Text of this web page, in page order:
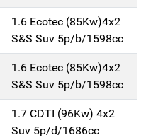
1.6 Ecotec (85Kw)4x2
S&S Suv 5p/b/1598cc
1.6 Ecotec (85Kw)4x2
S&S Suv 5p/b/1598cc
1.7 CDTI (96Kw) 4x2
Suv 5p/d/1686cc